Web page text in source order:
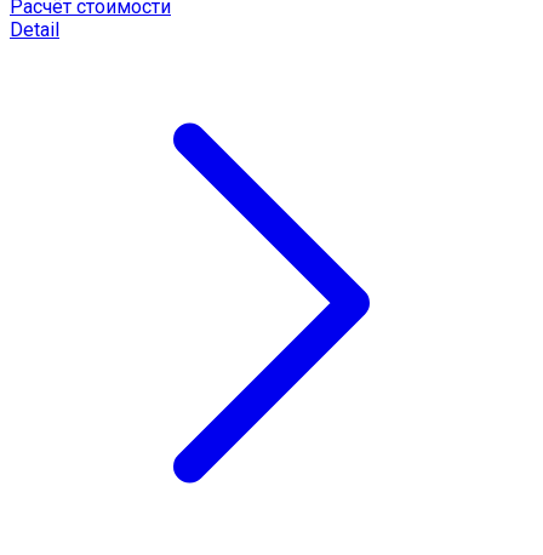
Расчёт стоимости
Detail